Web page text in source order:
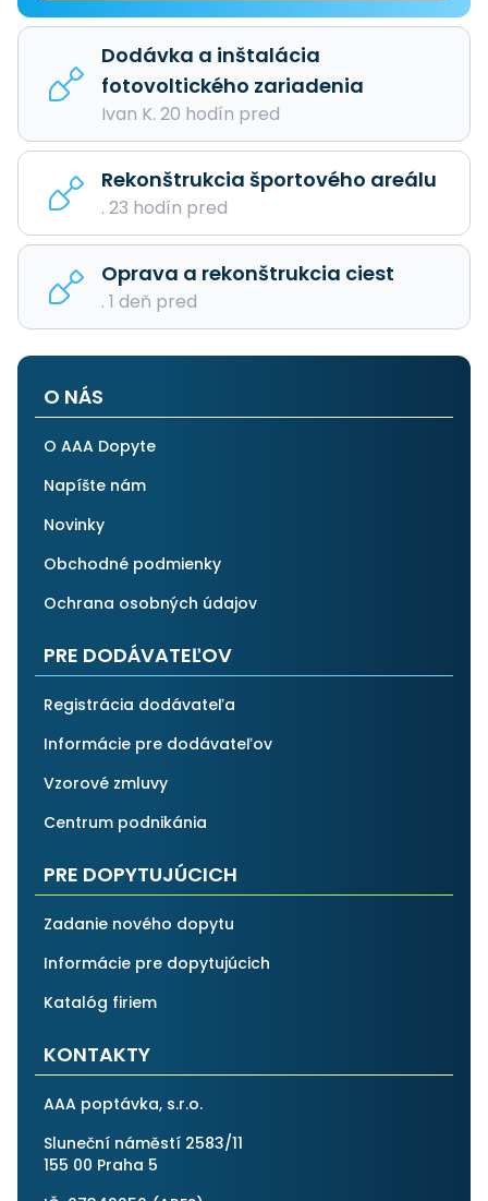
Dodávka a inštalácia
fotovoltického zariadenia
Ivan K. 20 hodín pred
Rekonštrukcia športového areálu
. 23 hodín pred
Oprava a rekonštrukcia ciest
. 1 deň pred
O NÁS
O AAA Dopyte
Napíšte nám
Novinky
Obchodné podmienky
Ochrana osobných údajov
PRE DODÁVATEĽOV
Registrácia dodávateľa
Informácie pre dodávateľov
Vzorové zmluvy
Centrum podnikánia
PRE DOPYTUJÚCICH
Zadanie nového dopytu
Informácie pre dopytujúcich
Katalóg firiem
KONTAKTY
AAA poptávka, s.r.o.
Sluneční náměstí 2583/11
155 00 Praha 5